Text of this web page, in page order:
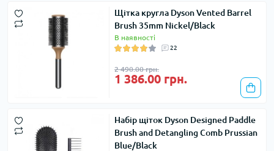
Щітка кругла Dyson Vented Barrel
Brush 35mm Nickel/Black
В наявності
22
2 490.00 грн.
1 386.00 грн.
Набір щіток Dyson Designed Paddle
Brush and Detangling Comb Prussian
Blue/Black